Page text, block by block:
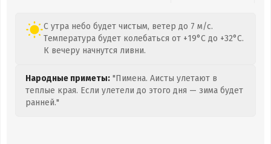
С утра небо будет чистым, ветер до 7 м/с.
Температура будет колебаться от +19°C до +32°C.
К вечеру начнутся ливни.
Народные приметы: "Пимена. Аисты улетают в
теплые края. Если улетели до этого дня — зима будет
ранней."